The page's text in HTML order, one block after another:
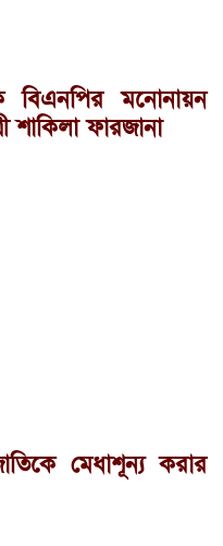
বিএনপির মনোনায়ন
শাকিলা ফারজানা
মেধাশূন্য করার